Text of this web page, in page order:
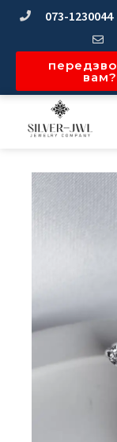
Перейти073-1230044
вам?